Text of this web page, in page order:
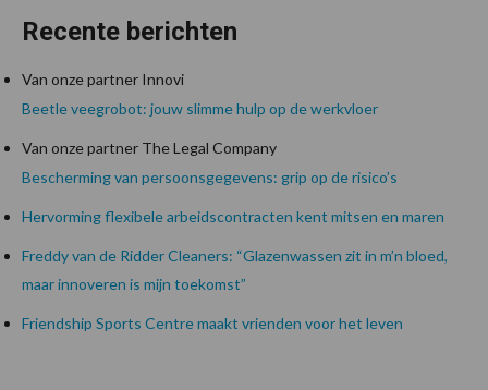
Recente berichten
Van onze partner Innovi
Beetle veegrobot: jouw slimme hulp op de werkvloer
Van onze partner The Legal Company
Bescherming van persoonsgegevens: grip op de risico’s
Hervorming flexibele arbeidscontracten kent mitsen en maren
Freddy van de Ridder Cleaners: “Glazenwassen zit in m’n bloed,
maar innoveren is mijn toekomst”
Friendship Sports Centre maakt vrienden voor het leven